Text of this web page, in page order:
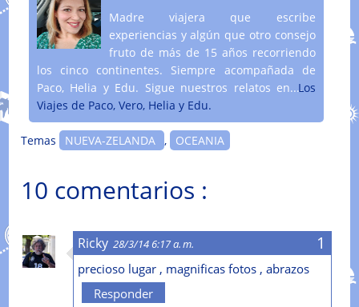
Madre viajera que escribe
experiencias y algún que otro consejo
fruto de más de 15 años recorriendo
los cinco continentes. Siempre acompañada de
Paco, Helia y Edu. Sigue nuestros relatos en....
Los
Viajes de Paco, Vero, Helia y Edu.
Temas NUEVA-ZELANDA , OCEANIA
10 comentarios :
Ricky 28/3/14 6:17 a. m.
precioso lugar , magnificas fotos , abrazos
Responder